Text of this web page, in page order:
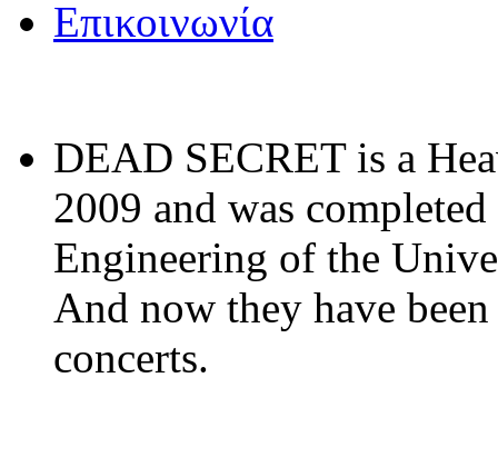
Επικοινωνία
DEAD SECRET is a
2009 and was
Engineering of the
And now they have
concerts.